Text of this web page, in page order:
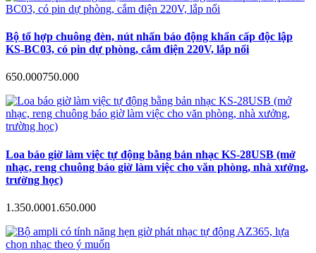
Bộ tổ hợp chuông đèn, nút nhấn báo động khẩn cấp độc lập
KS-BC03, có pin dự phòng, cắm điện 220V, lắp nổi
650.000750.000
Loa báo giờ làm việc tự động bằng bản nhạc KS-28USB (mở
nhạc, reng chuông báo giờ làm việc cho văn phòng, nhà xưởng,
trường học)
1.350.0001.650.000